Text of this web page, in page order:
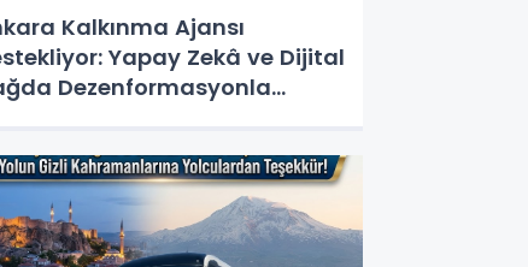
Kalkınma Ajansı
Yapay Zekâ ve Dijital
Dezenformasyonla